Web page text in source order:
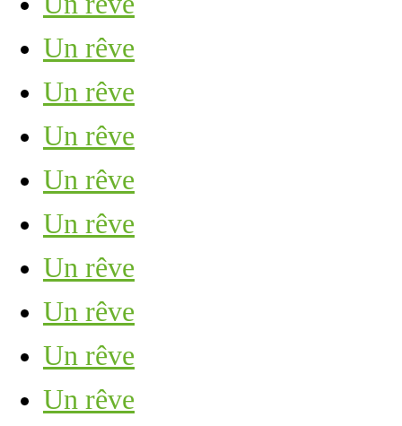
Un rêve
Un rêve
Un rêve
Un rêve
Un rêve
Un rêve
Un rêve
Un rêve
Un rêve